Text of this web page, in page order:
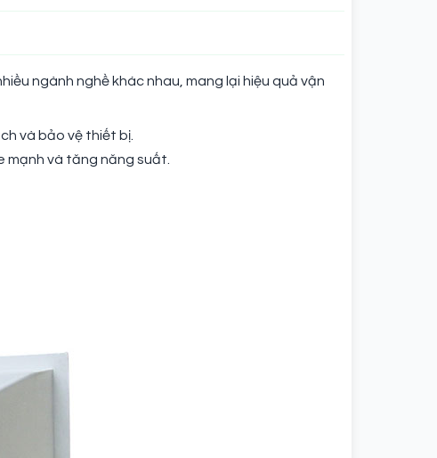
ngành nghề khác nhau, mang lại hiệu quả vận
và bảo vệ thiết bị.
mạnh và tăng năng suất.